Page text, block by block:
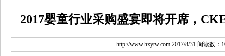
2017婴童行业采购盛宴即将开席，
http://www.hxytw.com 2017/8/31 阅读数：